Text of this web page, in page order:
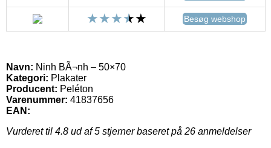
Besøg webshop
Navn: Ninh BÃ¬nh – 50×70
Kategori: Plakater
Producent: Peléton
Varenummer: 41837656
EAN:
Vurderet til 4.8 ud af 5 stjerner baseret på 26 anmeldelser